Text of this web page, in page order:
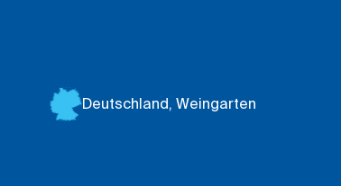
Deutschland, Weingarten